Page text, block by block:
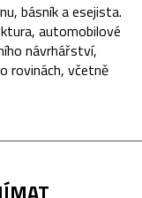
básník a esejista.
automobilové
návrhářství,
rovinách, včetně